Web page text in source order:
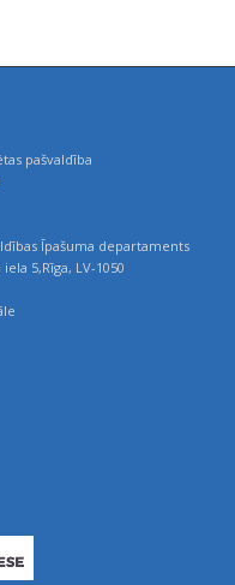
pašvaldība
Īpašuma departaments
5,Rīga, LV-1050